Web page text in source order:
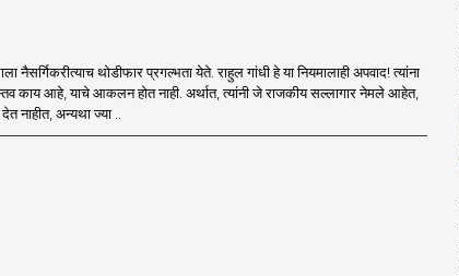
नैसर्गिकरीत्याच थोडीफार प्रगल्भता येते. राहुल गांधी हे या नियमालाही अपवाद! त्यांना
काय आहे, याचे आकलन होत नाही. अर्थात, त्यांनी जे राजकीय सल्लागार नेमले आहेत,
नाहीत, अन्यथा ज्या ..